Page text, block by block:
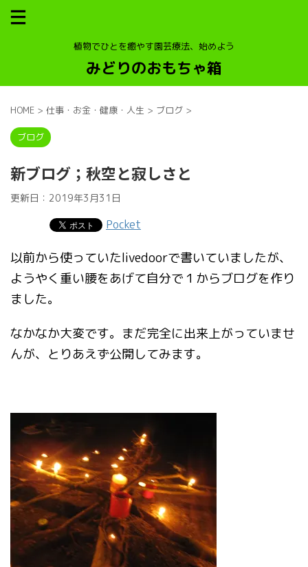
植物でひとを癒やす園芸療法、始めよう
みどりのおもちゃ箱
HOME > 仕事・お金・健康・人生 > ブログ >
ブログ
新ブログ；秋空と寂しさと
更新日： 2019年3月31日
Pocket
以前から使っていたlivedoorで書いていましたが、
ようやく重い腰をあげて自分で１からブログを作り
ました。
なかなか大変です。まだ完全に出来上がっていませ
んが、とりあえず公開してみます。